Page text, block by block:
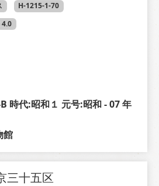
H-1215-1-70
4.0
時代:昭和１ 元号:昭和 - 07 年
館
十五区